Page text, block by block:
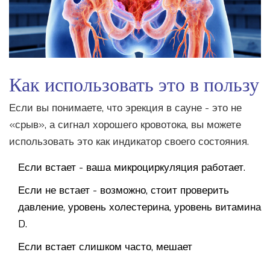
Как использовать это в пользу
Если вы понимаете, что эрекция в сауне - это не
«срыв», а сигнал хорошего кровотока, вы можете
использовать это как индикатор своего состояния.
Если встает - ваша микроциркуляция работает.
Если не встает - возможно, стоит проверить
давление, уровень холестерина, уровень витамина
D.
Если встает слишком часто, мешает